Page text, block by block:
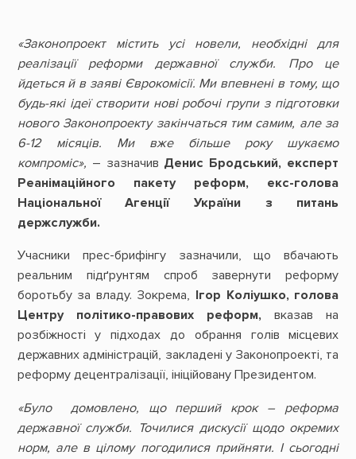
«Законопроект містить усі новели, необхідні для
реалізації реформи державної служби. Про це
йдеться й в заяві Єврокомісії. Ми впевнені в тому, що
будь-які ідеї створити нові робочі групи з підготовки
нового Законопроекту закінчаться тим самим, але за
6-12 місяців. Ми вже більше року шукаємо
компроміс», – зазначив Денис Бродський, експерт
Реанімаційного пакету реформ, екс-голова
Національної Агенції України з питань
держслужби.
Учасники прес-брифінгу зазначили, що вбачають
реальним підґрунтям спроб завернути реформу
боротьбу за владу. Зокрема, Ігор Коліушко, голова
Центру політико-правових реформ, вказав на
розбіжності у підходах до обрання голів місцевих
державних адміністрацій, закладені у Законопроекті, та
реформу децентралізації, ініційовану Президентом.
«Було домовлено, що перший крок – реформа
державної служби. Точилися дискусії щодо окремих
норм, але в цілому погодилися прийняти. І сьогодні